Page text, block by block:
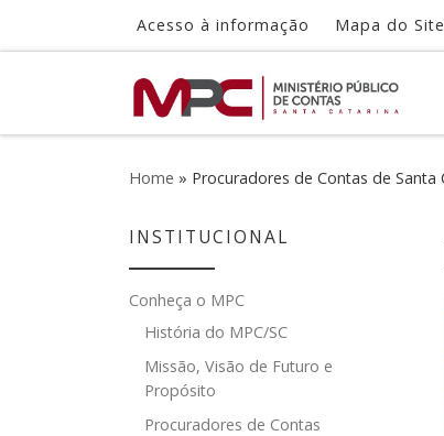
Skip to contentAcesso à informação Mapa do Site
Home » Procuradores de Contas de Santa
INSTITUCIONAL
Conheça o MPC
História do MPC/SC
Missão, Visão de Futuro e
Propósito
Procuradores de Contas